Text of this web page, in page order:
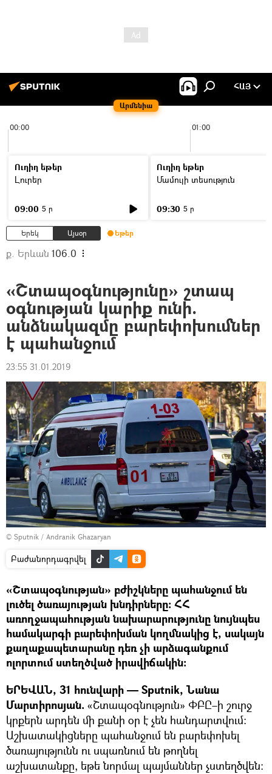
Արմենիա
ՀԱՅ
00:00 01:00
Ուղիղ եթեր
Լուրեր
09:00 5 ր
Ուղիղ եթեր
Մամուլի տեսություն
09:30 5 ր
Երեկ Այսօր Եթեր
ք. Երևան 106.0
«Շտապօգնությունը» շտապ
օգնության կարիք ունի.
անձնակազմը բարեփոխումներ
է պահանջում
23:55 31.01.2019
© Sputnik / Andranik Ghazaryan
Բաժանորդագրվել
«Շտապօգնության» բժիշկները պահանջում են
լուծել ծառայության խնդիրները։ ՀՀ
առողջապահության նախարարությունը նույնպես
համակարգի բարեփոխման կողմնակից է, սակայն
քաղաքապետարանը դեռ չի արձագանքում
ոլորտում ստեղծված իրավիճակին:
ԵՐԵՎԱՆ, 31 հունվարի — Sputnik, Նանա
Մարտիրոսյան. «Շտապօգնություն» ՓԲԸ–ի շուրջ
կրքերն արդեն մի քանի օր է չեն հանդարտվում։
Աշխատակիցները պահանջում են բարեփոխել
ծառայությունն ու սպառնում են թողնել
աշխատանքը, եթե նորմալ պայմաններ չստեղծվեն։